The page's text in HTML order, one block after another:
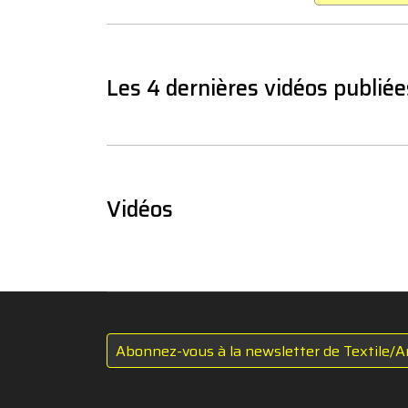
Les 4 dernières vidéos
Vidéos
Abonnez-vous à la newsletter de Textile/